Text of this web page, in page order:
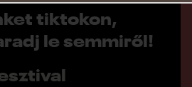
tiktokon,
le semmiről!